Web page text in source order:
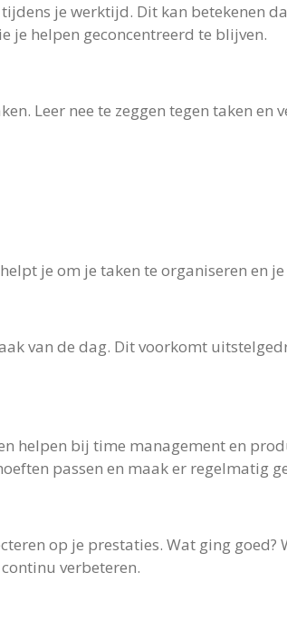
je werktijd. Dit kan betekenen
je helpen geconcentreerd te blijven.
Leer nee te zeggen tegen taken en
je om je taken te organiseren en
van de dag. Dit voorkomt
helpen bij time management en
passen en maak er regelmatig
op je prestaties. Wat ging
verbeteren.